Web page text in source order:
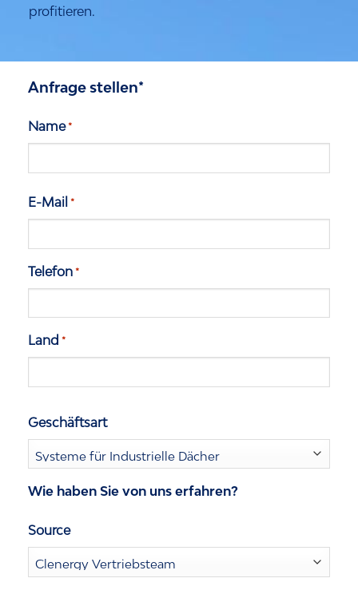
profitieren.
Anfrage stellen*
Name *
E-Mail *
Telefon *
Land *
Geschäftsart
Wie haben Sie von uns erfahren?
Source